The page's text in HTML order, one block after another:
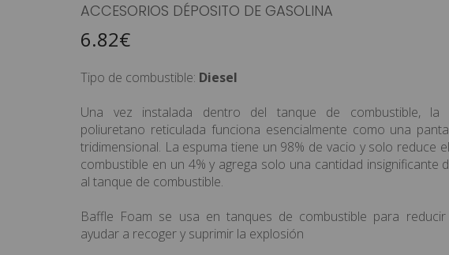
ACCESORIOS DÉPOSITO DE GASOLINA
6.82€
Tipo de combustible: Diesel
Una vez instalada dentro del tanque de combustible, la
poliuretano reticulada funciona esencialmente como una
tridimensional. La espuma tiene un 98% de vaci­o y solo reduce
combustible en un 4% y agrega solo una cantidad insignificante
al tanque de combustible.
Baffle Foam se usa en tanques de combustible para
ayudar a recoger y suprimir la explosión
HABITÁCULO/ELECTRICIDAD
MOTOR / TRANSMISIÓN
ASISTENCIAS/CARPAS
TIENDA / RACEWEAR